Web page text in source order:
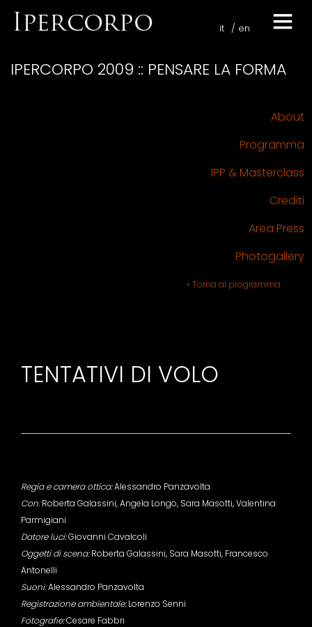
it en
IPERCORPO 2009 :: PENSARE LA FORMA
About
Programma
IPP & Masterclass
Crediti
Area Press
Photogallery
« Torna al programma
TENTATIVI DI VOLO
Regia e camera ottica:Alessandro Panzavolta
Con:Roberta Galassini, Angela Longo, Sara Masotti, Valentina
Parmigiani
Datore luci:Giovanni Cavalcoli
Oggetti di scena:Roberta Galassini, Sara Masotti, Francesco
Antonelli
Suoni:Alessandro Panzavolta
Registrazione ambientale:Lorenzo Senni
Fotografie:Cesare Fabbri